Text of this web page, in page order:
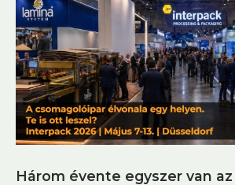
Három évente egyszer van